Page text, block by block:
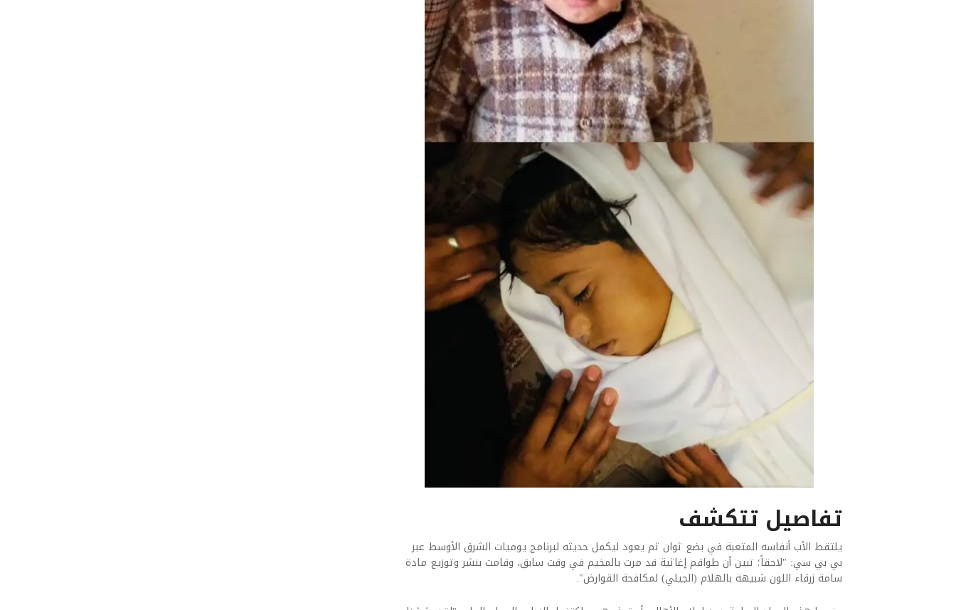
تفاصيل تتكشف
يلتقط الأب أنفاسه المتعبة في بضع ثوان ثم يعود ليكمل حديثه لبرنامج يوميات الشرق الأوسط عبر
بي بي سي: "لاحقاً؛ تبين أن طواقم إغاثية قد مرت بالمخيم في وقت سابق، وقامت بنشر وتوزيع مادة
سامة زرقاء اللون شبيهة بالهلام (الجيلي) لمكافحة القوارض".